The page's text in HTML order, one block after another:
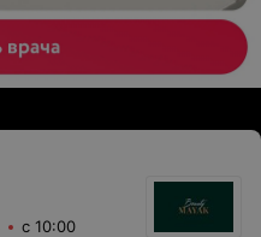
с 10:00